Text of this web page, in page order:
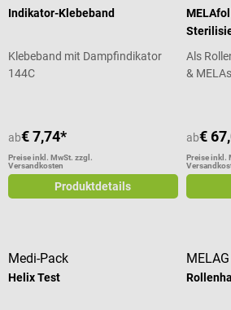
Indikator-Klebeband
Klebeband mit Dampfindikator
144C
ab€ 7,74*
Preise inkl. MwSt. zzgl.
Versandkosten
Produktdetails
Als
&
ab€
Preise inkl.
Medi-Pack
Helix Test
MELAG